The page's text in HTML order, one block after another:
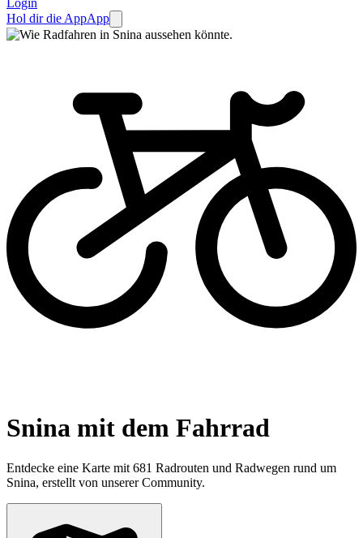
Login
Hol dir die AppApp
Snina mit dem Fahrrad
Entdecke eine Karte mit 681 Radrouten und Radwegen rund um
Snina, erstellt von unserer Community.